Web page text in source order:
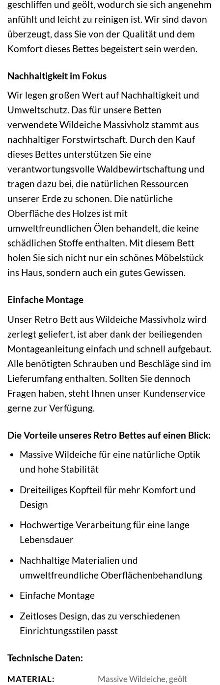
geschliffen und geölt, wodurch sie sich angenehm
anfühlt und leicht zu reinigen ist. Wir sind davon
überzeugt, dass Sie von der Qualität und dem
Komfort dieses Bettes begeistert sein werden.
Nachhaltigkeit im Fokus
Wir legen großen Wert auf Nachhaltigkeit und
Umweltschutz. Das für unsere Betten
verwendete Wildeiche Massivholz stammt aus
nachhaltiger Forstwirtschaft. Durch den Kauf
dieses Bettes unterstützen Sie eine
verantwortungsvolle Waldbewirtschaftung und
tragen dazu bei, die natürlichen Ressourcen
unserer Erde zu schonen. Die natürliche
Oberfläche des Holzes ist mit
umweltfreundlichen Ölen behandelt, die keine
schädlichen Stoffe enthalten. Mit diesem Bett
holen Sie sich nicht nur ein schönes Möbelstück
ins Haus, sondern auch ein gutes Gewissen.
Einfache Montage
Unser Retro Bett aus Wildeiche Massivholz wird
zerlegt geliefert, ist aber dank der beiliegenden
Montageanleitung einfach und schnell aufgebaut.
Alle benötigten Schrauben und Beschläge sind im
Lieferumfang enthalten. Sollten Sie dennoch
Fragen haben, steht Ihnen unser Kundenservice
gerne zur Verfügung.
Die Vorteile unseres Retro Bettes auf einen Blick:
Massive Wildeiche für eine natürliche Optik
und hohe Stabilität
Dreiteiliges Kopfteil für mehr Komfort und
Design
Hochwertige Verarbeitung für eine lange
Lebensdauer
Nachhaltige Materialien und
umweltfreundliche Oberflächenbehandlung
Einfache Montage
Zeitloses Design, das zu verschiedenen
Einrichtungsstilen passt
Technische Daten:
MATERIAL:
Massive Wildeiche, geölt